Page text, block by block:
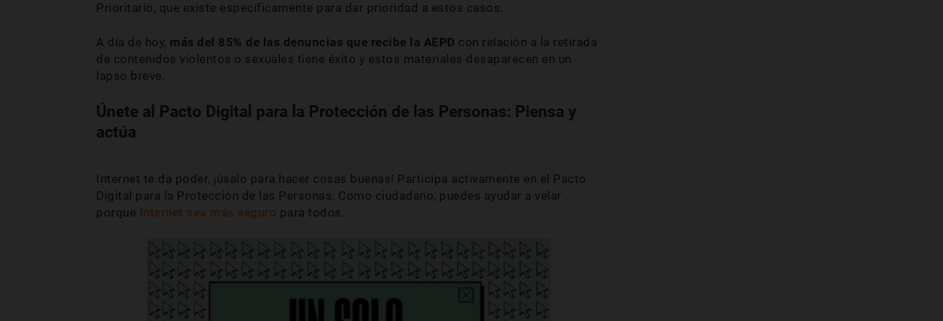
Prioritario, que existe específicamente para dar prioridad a estos casos.
A día de hoy, más del 85% de las denuncias que recibe la AEPD con relación a la retirada
de contenidos violentos o sexuales tiene éxito y estos materiales desaparecen en un
lapso breve.
Únete al Pacto Digital para la Protección de las Personas: Piensa y
actúa
Internet te da poder, ¡úsalo para hacer cosas buenas! Participa activamente en el Pacto
Digital para la Protección de las Personas. Como ciudadano, puedes ayudar a velar
porque Internet sea más seguro para todos.